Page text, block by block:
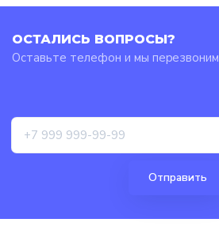
ОСТАЛИСЬ ВОПРОСЫ?
Оставьте телефон и мы перезвоним